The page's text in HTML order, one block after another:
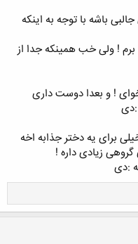
باشه با توجه به اینکه
! ولی خب همینکه جدا از
! و بعدا دوست داری
:دی
برای یه دختر جذابه اخه
زیادی داره !
:دی